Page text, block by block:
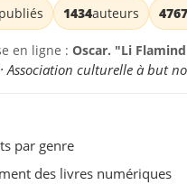
1434auteurs 4767
en ligne : Oscar. "Li
Association culturelle à but
par genre
des livres numériques